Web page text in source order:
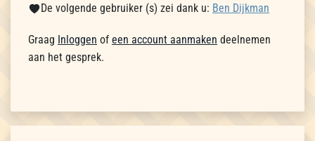
De volgende gebruiker (s) zei dank u: Ben Dijkman
Graag Inloggen of een account aanmaken deelnemen
aan het gesprek.